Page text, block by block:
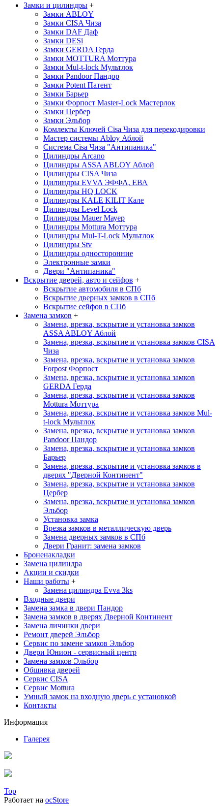
Замки и цилиндры +
Замки ABLOY
Замки CISA Чиза
Замки DAF Даф
Замки DESi
Замки GERDA Герда
Замки MOTTURA Моттура
Замки Mul-t-lock Мультлок
Замки PandoorПандор
Замки Potent Патент
Замки Барьер
Замки Форпост Master-Lock Мастерлок
Замки Цербер
Замки Эльбор
Комлекты Ключей Cisa Чиза для перекодировки
Мастер системы Abloy Аблой
Система Cisa Чиза "Антипаника"
Цилиндры Arcano
Цилиндры ASSA ABLOY Аблой
Цилиндры CISA Чиза
Цилиндры EVVA ЭФФА, ЕВА
Цилиндры HQ LOCK
Цилиндры KALE KILIT Кале
Цилиндры Level Lock
Цилиндры MauerМауер
Цилиндры Mottura Моттура
Цилиндры Mul-T-Lock Мультлок
Цилиндры Stv
Цилиндры односторонние
Электронные замки
Двери "Антипаника"
Вскрытие дверей, авто и сейфов +
Вскрытие автомобиля в СПб
Вскрытие дверных замков в СПб
Вскрытие сейфов в СПб
Замена замков +
Замена, врезка, вскрытие и установка замков
ASSA ABLOY Аблой
Замена, врезка, вскрытие и установка замков CISA
Чиза
Замена, врезка, вскрытие и установка замков
Forpost Форпост
Замена, врезка, вскрытие и установка замков
GERDA Герда
Замена, врезка, вскрытие и установка замков
Mottura Моттура
Замена, врезка, вскрытие и установка замков Mul-
t-lock Мультлок
Замена, врезка, вскрытие и установка замков
PandoorПандор
Замена, врезка, вскрытие и установка замков
Барьер
Замена, врезка, вскрытие и установка замков в
дверях "Дверной Континент"
Замена, врезка, вскрытие и установка замков
Цербер
Замена, врезка, вскрытие и установка замков
Эльбор
Установка замка
Врезка замков в металлическую дверь
Замена дверных замков в СПб
Двери Гранит: замена замков
Броненакладки
Замена цилиндра
Акции и скидки
Наши работы +
Замена цилиндра Evva 3ks
Входные двери
Замена замка в двери Пандор
Замена замков в дверях Дверной Континент
Замена личинки двери
Ремонт дверей Эльбор
Сервис по замене замков Эльбор
Двери Юнион - сервисный центр
Замена замков Эльбор
Обшивка дверей
Сервис CISA
Сервис Mottura
Умный замок на входную дверь с установкой
Контакты
Информация
Галерея
Top
Работает на ocStore